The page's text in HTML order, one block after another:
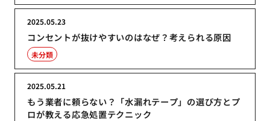
コンセントが抜けやすいのはなぜ？考えられる原因
2025.05.23
未分類
もう業者に頼らない？「水漏れテープ」の選び方とプ
ロが教える応急処置テクニック
2025.05.21